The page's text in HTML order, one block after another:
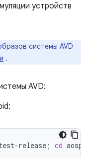
устройств
системы AVD
.
AVD:
release ; cd